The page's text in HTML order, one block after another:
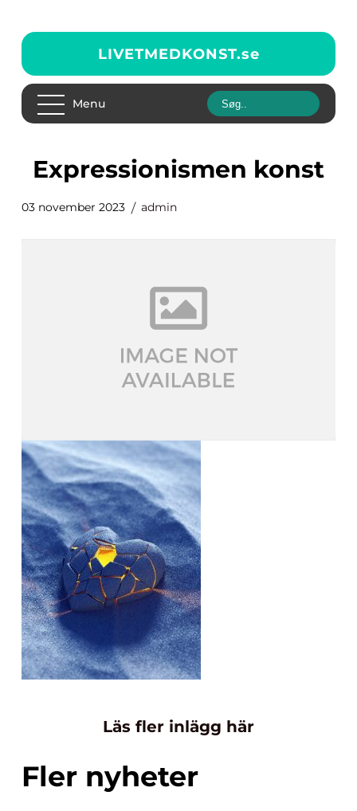
LIVETMEDKONST.se
Menu
expressionismen konst
03 november 2023 admin
Läs fler inlägg här
Fler nyheter